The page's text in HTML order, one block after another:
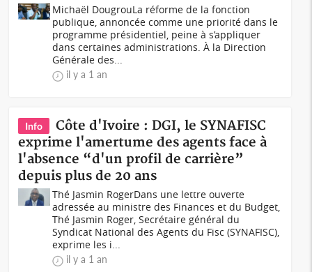
Michaël DougrouLa réforme de la fonction
publique, annoncée comme une priorité dans le
programme présidentiel, peine à s’appliquer
dans certaines administrations. À la Direction
Générale des...
il y a 1 an
Info
Côte d'Ivoire : DGI, le SYNAFISC
exprime l'amertume des agents face à
l'absence “d'un profil de carrière”
depuis plus de 20 ans
Thé Jasmin RogerDans une lettre ouverte
adressée au ministre des Finances et du Budget,
Thé Jasmin Roger, Secrétaire général du
Syndicat National des Agents du Fisc (SYNAFISC),
exprime les i...
il y a 1 an